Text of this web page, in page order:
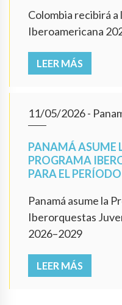
Colombia recibirá
Iberoamericana
LEER MÁS
11/05/2026-
PANAMÁ ASUME
PROGRAMA
PARA EL
Panamá asume la
Iberorquestas
2026–2029
LEER MÁS